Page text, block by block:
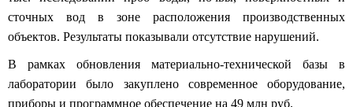
сточных вод в зоне расположения производственных
объектов. Результаты показывали отсутствие нарушений.
В рамках обновления материально-технической базы в
лаборатории
было закуплено современное оборудование,
приборы и программное обеспечение на 49 млн руб.